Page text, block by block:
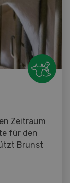
Zeitraum
für den
Brunst